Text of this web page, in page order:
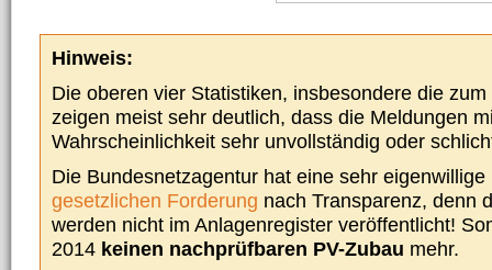
Hinweis:
Die oberen vier Statistiken, insbesondere die
zeigen meist sehr deutlich, dass die Meldungen
Wahrscheinlichkeit sehr unvollständig oder
Die Bundesnetzagentur hat eine sehr
gesetzlichen Forderung nach Transparenz, denn
werden nicht im Anlagenregister veröffentlicht!
2014 keinen nachprüfbaren PV-Zubau mehr.